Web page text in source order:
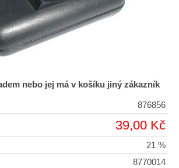
nebo jej má v košíku jiný zákazník
876856
39,00 Kč
21 %
8770014